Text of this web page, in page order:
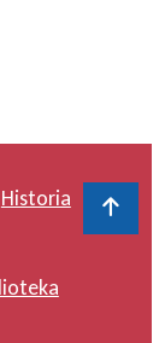
Historia
Do